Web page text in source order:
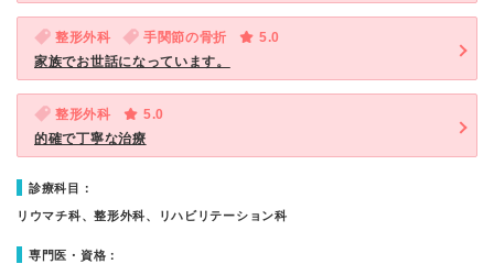
整形外科 手関節の骨折
5.0
家族でお世話になっています。
整形外科
5.0
的確で丁寧な治療
診療科目：
リウマチ科、整形外科、リハビリテーション科
専門医・資格：